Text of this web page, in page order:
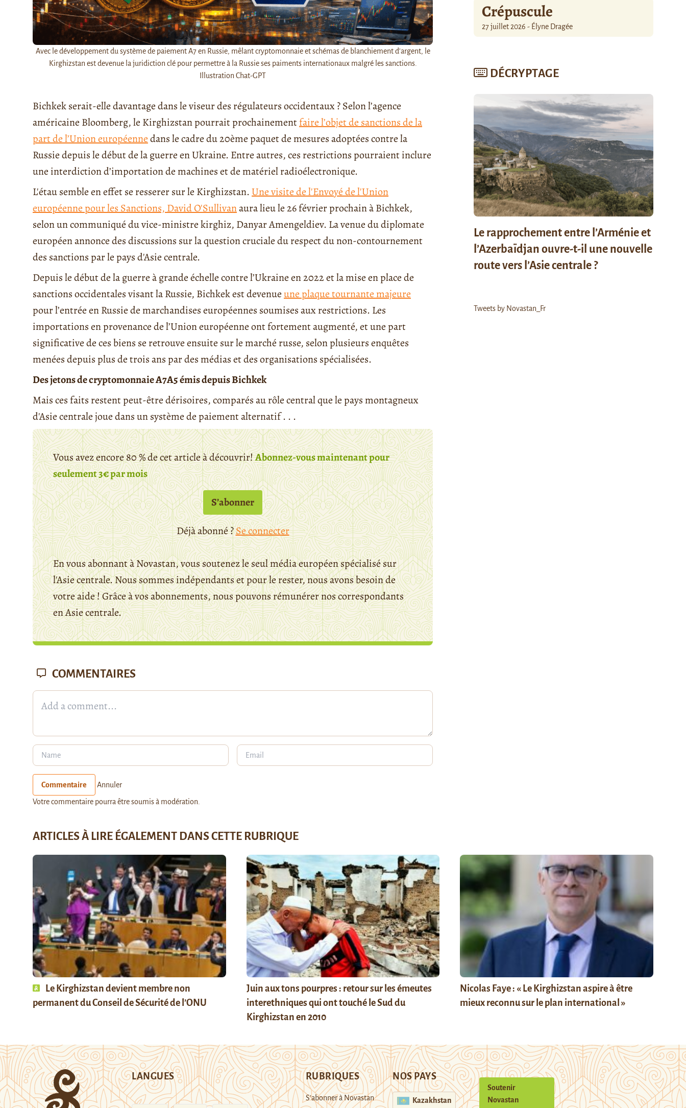
Avec le développement du système de paiement A7 en Russie, mêlant cryptomonnaie et schémas de blanchiement d'argent, le
Kirghizstan est devenue la juridiction clé pour permettre à la Russie ses paiments internationaux malgré les sanctions.
Illustration Chat-GPT
Bichkek serait-elle davantage dans le viseur des régulateurs occidentaux ? Selon l’agence
américaine Bloomberg, le Kirghizstan pourrait prochainementfaire l’objet de sanctions de la
part de l’Union européennedans le cadre du 20ème paquet de mesures adoptées contre la
Russie depuis le début de la guerre en Ukraine. Entre autres, ces restrictions pourraient inclure
une interdiction d’importation de machines et de matériel radioélectronique.
L'étau semble en effet se resserer sur le Kirghizstan.Une visite de l'Envoyé de l'Union
européenne pour les Sanctions, David O'Sullivanaura lieu le 26 février prochain à Bichkek,
selon un communiqué du vice-ministre kirghiz, Danyar Amengeldiev. La venue du diplomate
européen annonce des discussions sur la question cruciale du respect du non-contournement
des sanctions par le pays d'Asie centrale.
Depuis le début de la guerre à grande échelle contre l’Ukraine en 2022 et la mise en place de
sanctions occidentales visant la Russie, Bichkek est devenueune plaque tournante majeure
pour l’entrée en Russie de marchandises européennes soumises aux restrictions. Les
importations en provenance de l’Union européenne ont fortement augmenté, et une part
significative de ces biens se retrouve ensuite sur le marché russe, selon plusieurs enquêtes
menées depuis plus de trois ans par des médias et des organisations spécialisées.
Des jetons de cryptomonnaie A7A5 émis depuis Bichkek
Mais ces faits restent peut-être dérisoires, comparés au rôle central que le pays montagneux
d'Asie centrale joue dans un système de paiement alternatif . . .
Vous avez encore 80 % de cet article à découvrir!Abonnez-vous maintenant pour
seulement 3€ par mois
S’abonner
Déjà abonné ?Se connecter
En vous abonnant à Novastan, vous soutenez le seul média européen spécialisé sur
l'Asie centrale. Nous sommes indépendants et pour le rester, nous avons besoin de
votre aide ! Grâce à vos abonnements, nous pouvons rémunérer nos correspondants
en Asie centrale.
Crépuscule
27 juillet 2026 - Élyne Dragée
DÉCRYPTAGE
Le rapprochement entre l’Arménie et
l’Azerbaïdjan ouvre-t-il une nouvelle
route vers l’Asie centrale ?
Tweets by Novastan_Fr
COMMENTAIRES
Commentaire Annuler
Votre commentaire pourra être soumis à modération.
ARTICLES À LIRE ÉGALEMENT DANS CETTE RUBRIQUE
Le Kirghizstan devient membre non
permanent du Conseil de Sécurité de l’ONU
Juin aux tons pourpres : retour sur les émeutes
interethniques qui ont touché le Sud du
Kirghizstan en 2010
Nicolas Faye : « Le Kirghizstan aspire à être
mieux reconnu sur le plan international »
LANGUES RUBRIQUES
S’abonner à Novastan
NOS PAYS
Kazakhstan
Soutenir
Novastan